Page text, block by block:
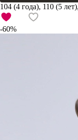
104 (4 года), 110 (5
-60%